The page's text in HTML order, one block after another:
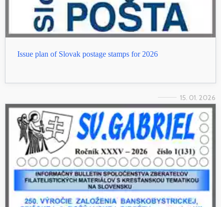
Issue plan of Slovak postage stamps for 2026
15. 01. 2026